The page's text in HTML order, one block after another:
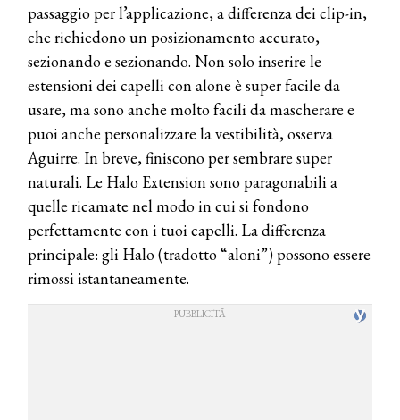
passaggio per l’applicazione, a differenza dei clip-in,
che richiedono un posizionamento accurato,
sezionando e sezionando. Non solo inserire le
estensioni dei capelli con alone è super facile da
usare, ma sono anche molto facili da mascherare e
puoi anche personalizzare la vestibilità, osserva
Aguirre. In breve, finiscono per sembrare super
naturali. Le Halo Extension sono paragonabili a
quelle ricamate nel modo in cui si fondono
perfettamente con i tuoi capelli. La differenza
principale: gli Halo (tradotto “aloni”) possono essere
rimossi istantaneamente.